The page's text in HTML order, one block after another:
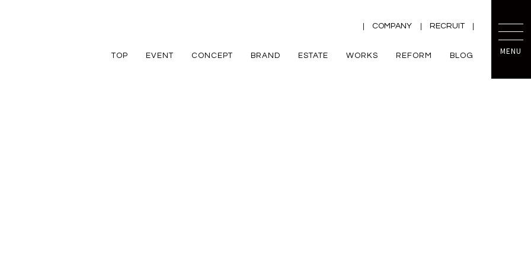
MENU
COMPANY RECRUIT
TOP EVENT CONCEPT BRAND ESTATE WORKS REFORM BLOG